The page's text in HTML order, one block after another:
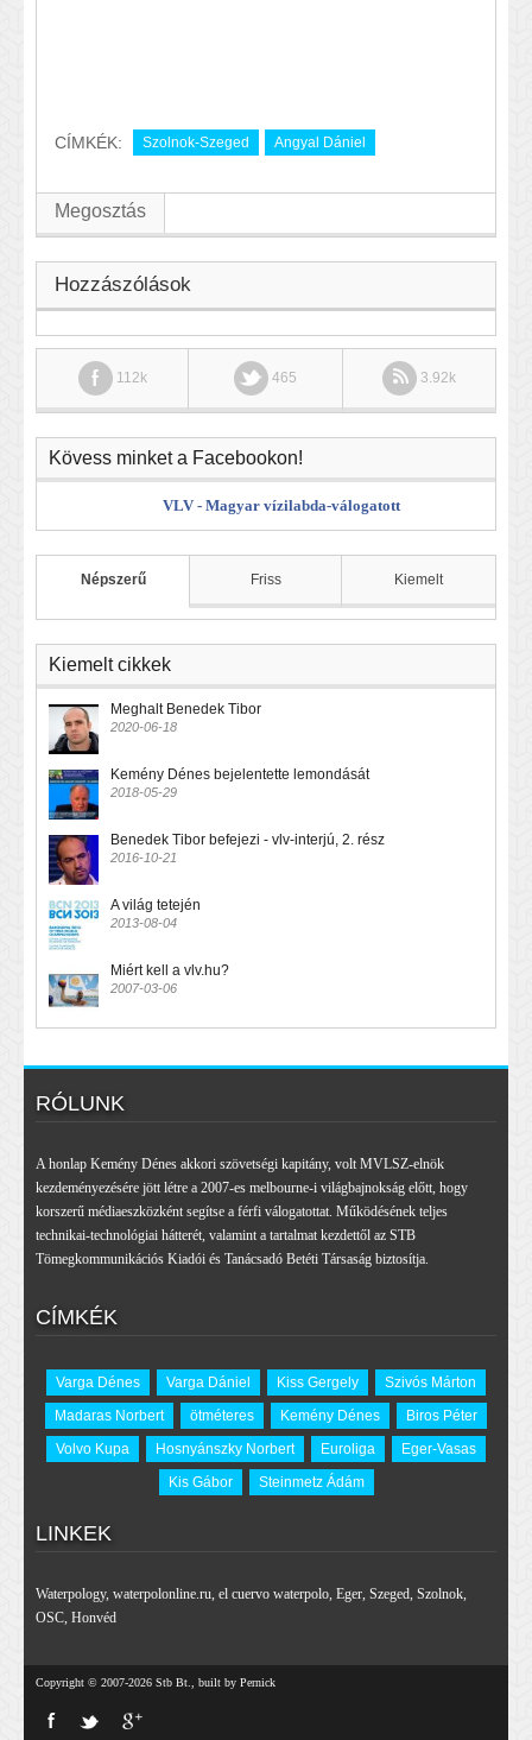
CÍMKÉK: Szolnok-Szeged Angyal Dániel
Megosztás
Hozzászólások
112k 465 3.92k
Kövess minket a Facebookon!
VLV - Magyar vízilabda-válogatott
Népszerű Friss Kiemelt
Kiemelt cikkek
Meghalt Benedek Tibor
2020-06-18
Kemény Dénes bejelentette lemondását
2018-05-29
Benedek Tibor befejezi - vlv-interjú, 2. rész
2016-10-21
A világ tetején
2013-08-04
Miért kell a vlv.hu?
2007-03-06
RÓLUNK
A honlap Kemény Dénes akkori szövetségi kapitány, volt MVLSZ-elnök
kezdeményezésére jött létre a 2007-es melbourne-i világbajnokság előtt, hogy
korszerű médiaeszközként segítse a férfi válogatottat. Működésének teljes
technikai-technológiai hátterét, valamint a tartalmat kezdettől az STB
Tömegkommunikációs Kiadói és Tanácsadó Betéti Társaság biztosítja.
CÍMKÉK
Varga Dénes Varga Dániel Kiss Gergely
Szivós Márton
Madaras Norbert
ötméteres Kemény Dénes
Biros Péter
Volvo Kupa
Hosnyánszky Norbert Euroliga
Eger-Vasas
Kis Gábor
Steinmetz Ádám
LINKEK
Waterpology, waterpolonline.ru, el cuervo waterpolo, Eger, Szeged, Szolnok,
OSC, Honvéd
Copyright © 2007-2026 Stb Bt., built by Pernick